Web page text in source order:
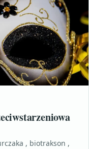
, biotrakson ,